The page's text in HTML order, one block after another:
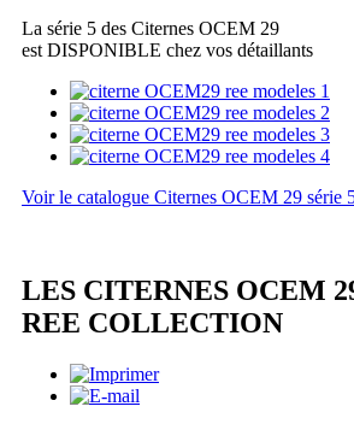
La série 5 des Citernes OCEM 29
est DISPONIBLE chez vos détaillants
Voir le catalogue Citernes OCEM 29 série
LES CITERNES OCEM
REE COLLECTION